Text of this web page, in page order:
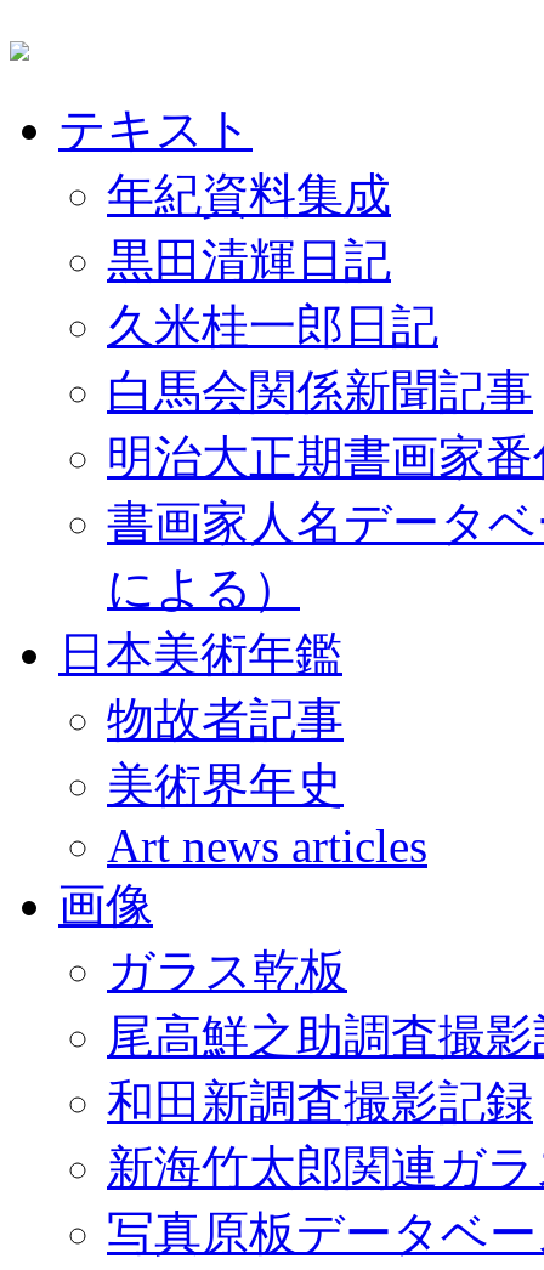
テキスト
年紀資料集成
黒田清輝日記
久米桂一郎日記
白馬会関係新聞記事
明治大正期書画家
書画家人名データ
による）
日本美術年鑑
物故者記事
美術界年史
Art news articles
画像
ガラス乾板
尾高鮮之助調査撮
和田新調査撮影記録
新海竹太郎関連ガ
写真原板データベ